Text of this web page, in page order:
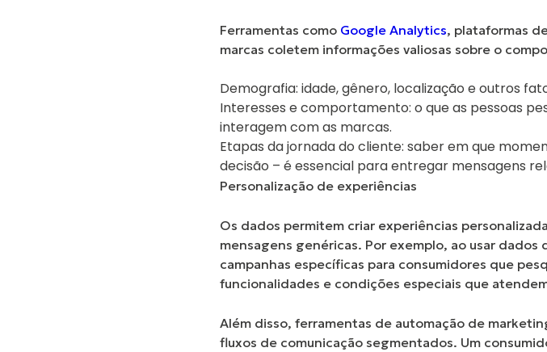
Ferramentas como Google Analytics, plataformas
marcas coletem informações valiosas sobre o
Demografia: idade, gênero, localização e outros
Interesses e comportamento: o que as pessoas
interagem com as marcas.
Etapas da jornada do cliente: saber em que
decisão – é essencial para entregar mensagens
Personalização de experiências
Os dados permitem criar experiências
mensagens genéricas. Por exemplo, ao usar dados
campanhas específicas para consumidores que
funcionalidades e condições especiais que
Além disso, ferramentas de automação de
fluxos de comunicação segmentados. Um